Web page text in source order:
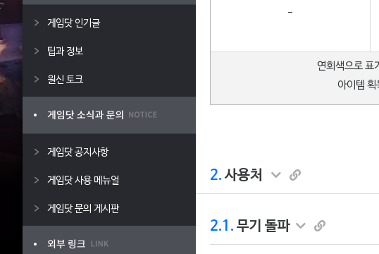
게임닷 인기글
팁과 정보
원신 토크
게임닷 공지사항
게임닷 사용 메뉴얼
게임닷 문의 게시판
-
연회색으로 표
아이템 획
2. 사용처
2.1. 무기 돌파